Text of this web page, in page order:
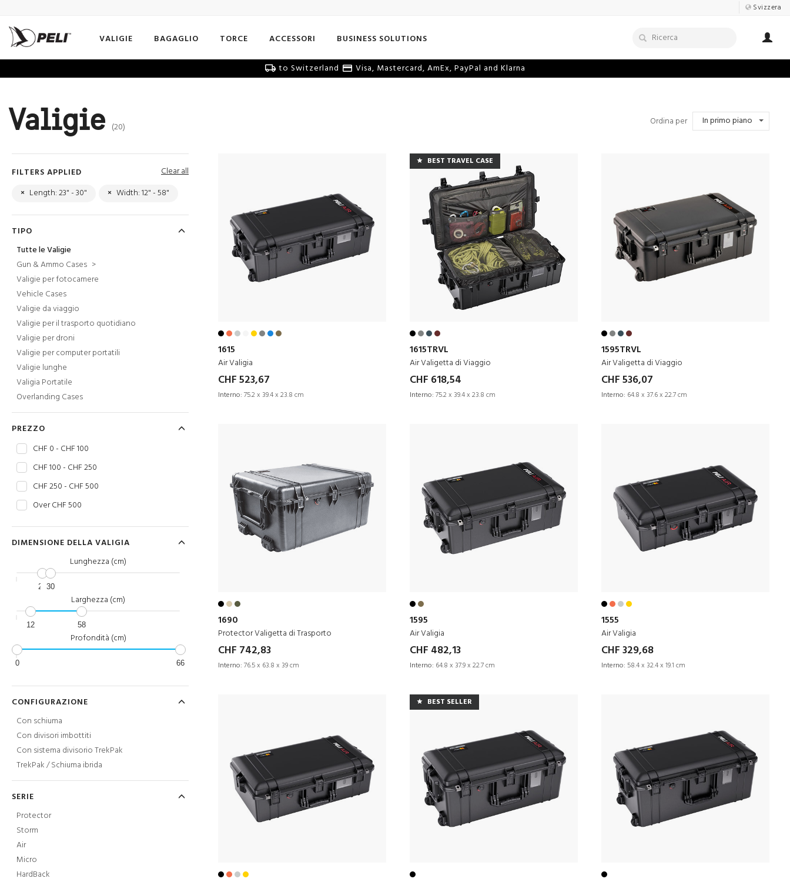
Svizzera
VALIGIE BAGAGLIO TORCE ACCESSORI BUSINESS SOLUTIONS
to Switzerland Visa, Mastercard, AmEx, PayPal and Klarna
Valigie (20) Ordina per In primo piano
FILTERS APPLIED
Clear all
× Length: 23" - 30" × Width: 12" - 58"
TIPO
Tutte le Valigie
Gun & Ammo Cases >
Valigie per fotocamere
Vehicle Cases
Valigie da viaggio
Valigie per il trasporto quotidiano
Valigie per droni
Valigie per computer portatili
Valigie lunghe
Valigia Portatile
Overlanding Cases
PREZZO
CHF 0 - CHF 100
CHF 100 - CHF 250
CHF 250 - CHF 500
Over CHF 500
DIMENSIONE DELLA VALIGIA
Lunghezza (cm)
2330
Larghezza (cm)
12 58
Profondità (cm)
0 66
CONFIGURAZIONE
Con schiuma
Con divisori imbottiti
Con sistema divisorio TrekPak
TrekPak / Schiuma ibrida
SERIE
Protector
Storm
Air
Micro
HardBack
1615
Air Valigia
CHF 523,67
Interno: 75.2 x 39.4 x 23.8 cm
BEST TRAVEL CASE
1615TRVL
Air Valigetta di Viaggio
CHF 618,54
Interno: 75.2 x 39.4 x 23.8 cm
1595TRVL
Air Valigetta di Viaggio
CHF 536,07
Interno: 64.8 x 37.6 x 22.7 cm
1690
Protector Valigetta di Trasporto
CHF 742,83
Interno: 76.5 x 63.8 x 39 cm
1595
Air Valigia
CHF 482,13
Interno: 64.8 x 37.9 x 22.7 cm
1555
Air Valigia
CHF 329,68
Interno: 58.4 x 32.4 x 19.1 cm
BEST SELLER